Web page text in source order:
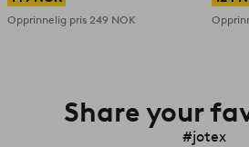
Opprinnelig pris 249 NOK
Share your
#jotex